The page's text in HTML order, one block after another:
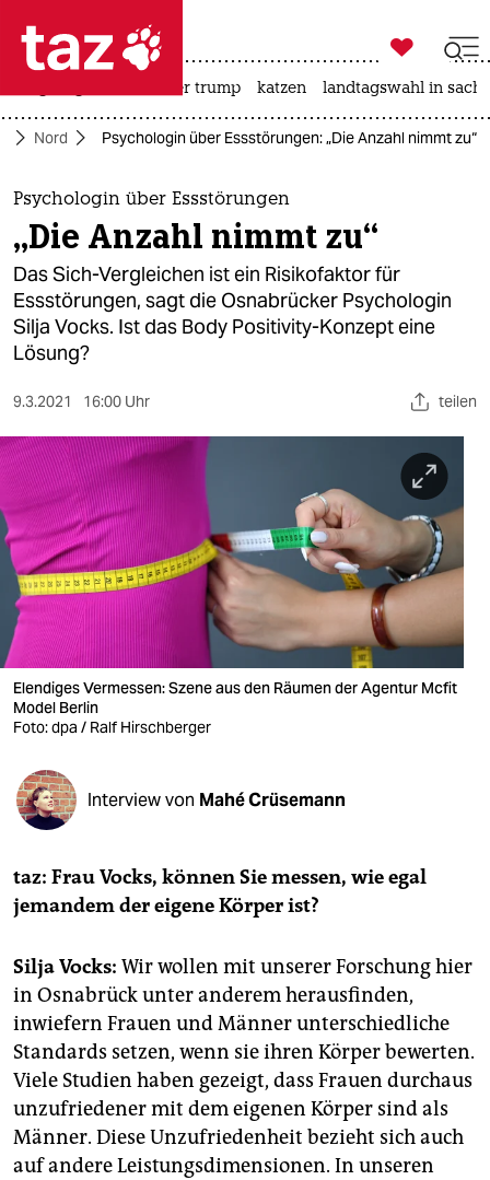
 taz zahl ich
taz zahl ich
themen
politik
öko
gesellschaft
kultur
sport
berlin
nord
wahrheit
verlag
verlag
veranstaltungen
shop
fragen & hilfe
abo
epaper login

taz zahl ich
usa unter trump katzen landtagswahl in
Nord Psychologin über Essstörungen: „Die Anzahl nimmt zu“
Psychologin über Essstörungen
„Die Anzahl nimmt zu“
Das Sich-Vergleichen ist ein Risikofaktor für
Essstörungen, sagt die Osnabrücker Psychologin
Silja Vocks. Ist das Body Positivity-Konzept eine
Lösung?
9.3.2021 16:00 Uhr teilen
Elendiges Vermessen: Szene aus den Räumen der Agentur Mcfit
Model Berlin
Foto: dpa / Ralf Hirschberger
Interview von Mahé Crüsemann
taz: Frau Vocks, können Sie messen, wie egal
jemandem der eigene Körper ist?
Silja Vocks: Wir wollen mit unserer Forschung hier
in Osnabrück unter anderem herausfinden,
inwiefern Frauen und Männer unterschiedliche
Standards setzen, wenn sie ihren Körper bewerten.
Viele Studien haben gezeigt, dass Frauen durchaus
unzufriedener mit dem eigenen Körper sind als
Männer. Diese Unzufriedenheit bezieht sich auch
auf andere Leistungsdimensionen. In unseren